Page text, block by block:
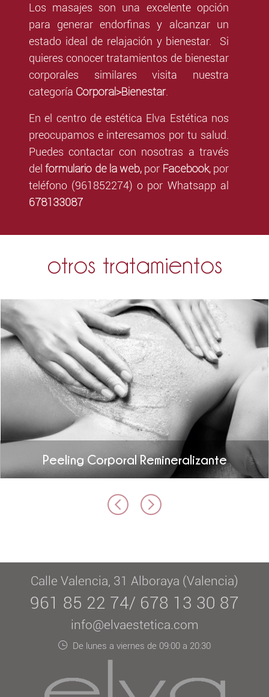
Los masajes son una excelente opción
para generar endorfinas y alcanzar un
estado ideal de relajación y bienestar. Si
quieres conocer tratamientos de bienestar
corporales similares visita nuestra
categoría Corporal>Bienestar.
En el centro de estética Elva Estética nos
preocupamos e interesamos por tu salud.
Puedes contactar con nosotras a través
del formulario de la web, por Facebook, por
teléfono (961852274) o por Whatsapp al
678133087
otros tratamientos
Peeling Corporal Remineralizante
Calle Valencia, 31 Alboraya (Valencia)
961 85 22 74/ 678 13 30 87
info@elvaestetica.com
De lunes a viernes de 09:00 a 20:30